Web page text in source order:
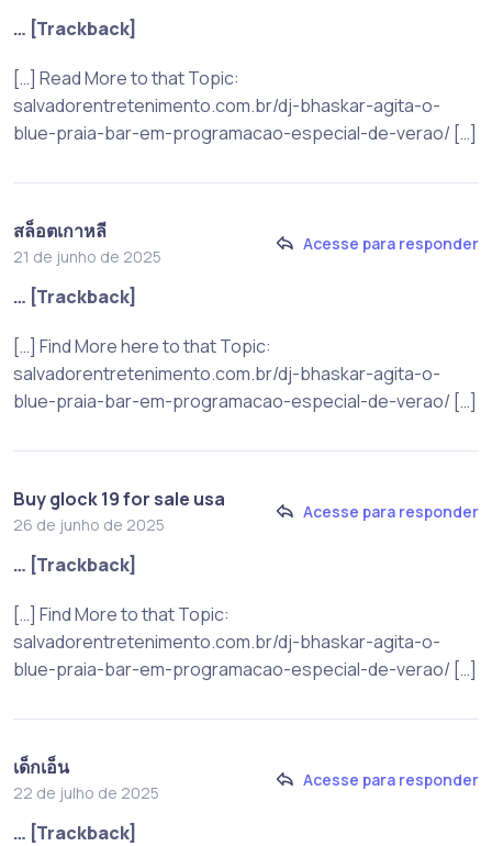
… [Trackback]
[…] Read More to that Topic:
salvadorentretenimento.com.br/dj-bhaskar-agita-o-
blue-praia-bar-em-programacao-especial-de-verao/ […]
สล็อตเกาหลี
21 de junho de 2025
Acesse para responder
… [Trackback]
[…] Find More here to that Topic:
salvadorentretenimento.com.br/dj-bhaskar-agita-o-
blue-praia-bar-em-programacao-especial-de-verao/ […]
Buy glock 19 for sale usa
26 de junho de 2025
Acesse para responder
… [Trackback]
[…] Find More to that Topic:
salvadorentretenimento.com.br/dj-bhaskar-agita-o-
blue-praia-bar-em-programacao-especial-de-verao/ […]
เด็กเอ็น
22 de julho de 2025
Acesse para responder
… [Trackback]